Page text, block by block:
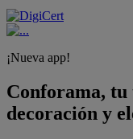
¡Nueva app!
Conforama, tu
decoración y